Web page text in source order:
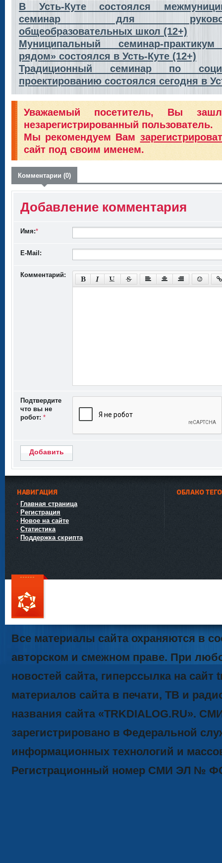
В Усть-Куте состоялся
семинар для
общеобразовательных школ (12+)
Муниципальный семинар-
рядом» состоялся в Усть-Куте (12+)
Традиционный семинар по
проектированию состоялся сегодня в
Уважаемый посетитель, Вы
незарегистрированный пользователь.
Мы рекомендуем Вам
сайт под своим именем.
Комментарии (0)
Добавление комментария
Имя:*
E-Mail:
Комментарий:
Подтвердите
что вы не
робот: *
Добавить
НАВИГАЦИЯ
Главная страница
Регистрация
Новое на сайте
Статистика
Поддержка скрипта
ОБЛАКО
111
Все материалы сайта охраняются в
авторском и смежном праве. При
новостей сайта, гиперссылка на
материалов сайта в печати, ТВ и
названия сайта «TRKDIALOG.RU».
зарегистрировано в Федеральной
информационных технологий и
Регистрационный номер СМИ ЭЛ №